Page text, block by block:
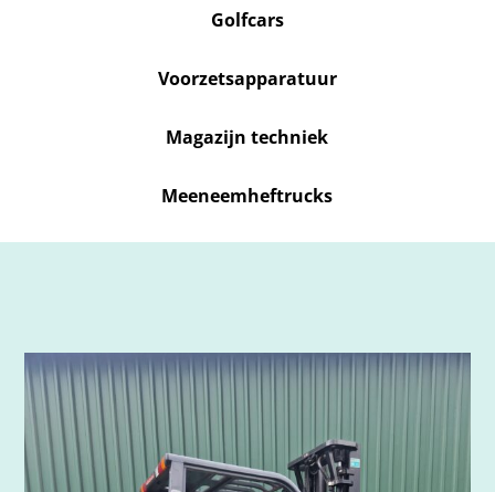
Golfcars
Voorzetsapparatuur
Magazijn techniek
Meeneemheftrucks